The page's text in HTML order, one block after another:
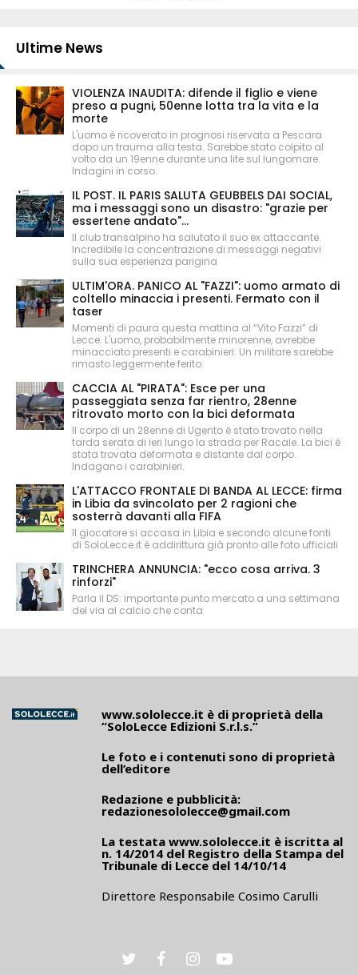
Ultime News
VIOLENZA INAUDITA: difende il figlio e viene
preso a pugni, 50enne lotta tra la vita e la
morte
L'uomo è ricoverato in prognosi riservata a Pescara
dopo un trauma alla testa. Sarebbe stato colpito al
volto da un 19enne durante una lite sul lungomare.
Indagini in corso.
IL POST. IL PARIS SALUTA GEUBBELS DAI SOCIAL,
ma i messaggi sono un disastro: "grazie per
essertene andato"...
Il club transalpino ha salutato il suo ex attaccante.
Incredibile la concentrazione di messaggi negativi
sulla sua esperienza parigina
ULTIM'ORA. PANICO AL "FAZZI": uomo armato di
coltello minaccia i presenti. Fermato con il
taser
Momenti di paura questa mattina al “Vito Fazzi” di
Lecce. L'uomo, probabilmente minorenne, avrebbe
minacciato presenti e carabinieri. Un militare sarebbe
rimasto leggermente ferito.
CACCIA AL "PIRATA": Esce per una
passeggiata senza far rientro, 28enne
ritrovato morto con la bici deformata
Il corpo di un 28enne di Ugento è stato trovato nella
tarda serata di ieri lungo la strada per Racale. La bici è
stata trovata deformata e distante dal corpo.
Indagano i carabinieri.
L'ATTACCO FRONTALE DI BANDA AL LECCE: firma
in Libia da svincolato per 2 ragioni che
sosterrà davanti alla FIFA
Il giocatore si accasa in Libia e secondo alcune fonti
di SoloLecce.it è addirittura già pronto alle foto ufficiali
TRINCHERA ANNUNCIA: "ecco cosa arriva. 3
rinforzi"
Parla il DS: importante punto mercato a una settimana
del via al calcio che conta
www.sololecce.it è di proprietà della
“SoloLecce Edizioni S.r.l.s.”
Le foto e i contenuti sono di proprietà
dell’editore
Redazione e pubblicità:
redazionesololecce@gmail.com
La testata www.sololecce.it è iscritta al
n. 14/2014 del Registro della Stampa del
Tribunale di Lecce del 14/10/14
Direttore Responsabile Cosimo Carulli